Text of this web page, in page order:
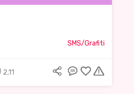
SMS/Grafiti
2,11